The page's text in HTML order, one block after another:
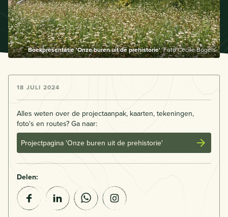
Boekpresentatie 'Onze buren uit de prehistorie'Foto Cecile Bögels
18 JULI 2024
Alles weten over de projectaanpak, kaarten, tekeningen,
foto's en routes? Ga naar:
Projectpagina 'Onze buren uit de prehistorie'
Delen: